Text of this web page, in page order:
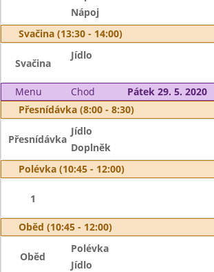
Nápoj
Svačina (13:30 - 14:00)
Svačina
Jídlo
Menu Chod
Pátek 29. 5. 2020
Přesnídávka (8:00 - 8:30)
Přesnídávka
Jídlo
Doplněk
Polévka (10:45 - 12:00)
1
Oběd (10:45 - 12:00)
Oběd
Polévka
Jídlo